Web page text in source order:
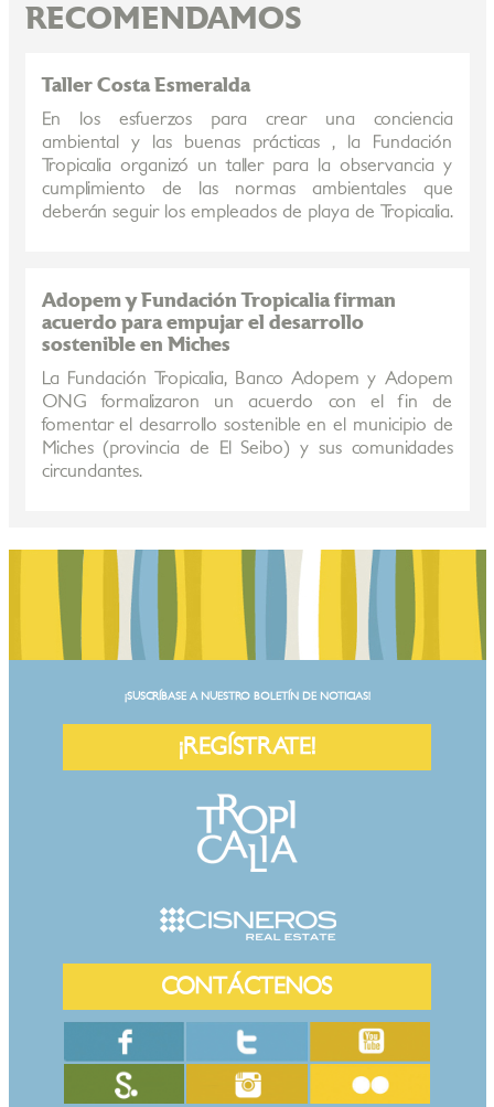
RECOMENDAMOS
Taller Costa Esmeralda
En los esfuerzos para crear una conciencia
ambiental y las buenas prácticas , la Fundación
Tropicalia organizó un taller para la observancia y
cumplimiento de las normas ambientales que
deberán seguir los empleados de playa de Tropicalia.
Adopem y Fundación Tropicalia firman
acuerdo para empujar el desarrollo
sostenible en Miches
La Fundación Tropicalia, Banco Adopem y Adopem
ONG formalizaron un acuerdo con el fin de
fomentar el desarrollo sostenible en el municipio de
Miches (provincia de El Seibo) y sus comunidades
circundantes.
¡SUSCRÍBASE A NUESTRO BOLETÍN DE NOTICIAS!
¡REGÍSTRATE!
CONTÁCTENOS